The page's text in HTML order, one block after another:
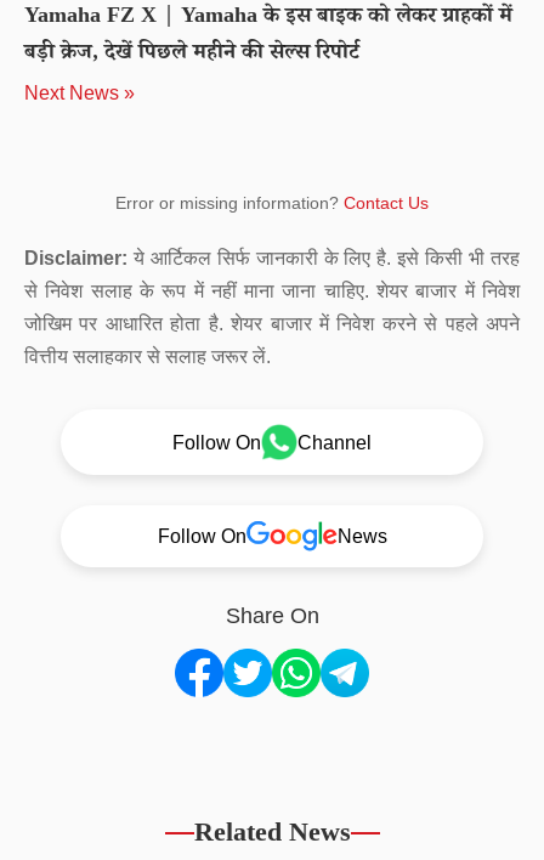
Yamaha FZ X | Yamaha के इस बाइक को लेकर ग्राहकों में
बड़ी क्रेज, देखें पिछले महीने की सेल्स रिपोर्ट
Next News »
Error or missing information? Contact Us
Disclaimer: ये आर्टिकल सिर्फ जानकारी के लिए है. इसे किसी भी तरह
से निवेश सलाह के रूप में नहीं माना जाना चाहिए. शेयर बाजार में निवेश
जोखिम पर आधारित होता है. शेयर बाजार में निवेश करने से पहले अपने
वित्तीय सलाहकार से सलाह जरूर लें.
Follow On Channel
Follow On News
Share On
Related News